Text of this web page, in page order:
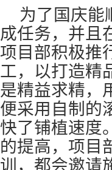
为了国庆能
成任务，并且
项目部积极推
工，以打造精
是精益求精，
便采用自制的
快了铺植速度
的提高，项目
训，都会邀请